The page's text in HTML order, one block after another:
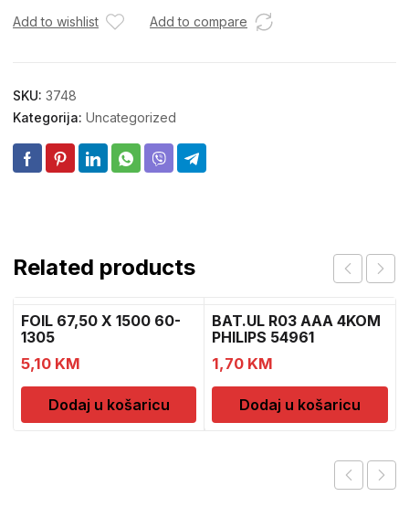
Add to wishlist Add to compare
SKU: 3748
Kategorija: Uncategorized
Related products
FOIL 67,50 X 1500 60-
1305
5,10 KM
Dodaj u košaricu
BAT.UL R03 AAA 4KOM
PHILIPS 54961
1,70 KM
Dodaj u košaricu